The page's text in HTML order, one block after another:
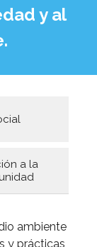
y al
a la
ambiente
y prácticas